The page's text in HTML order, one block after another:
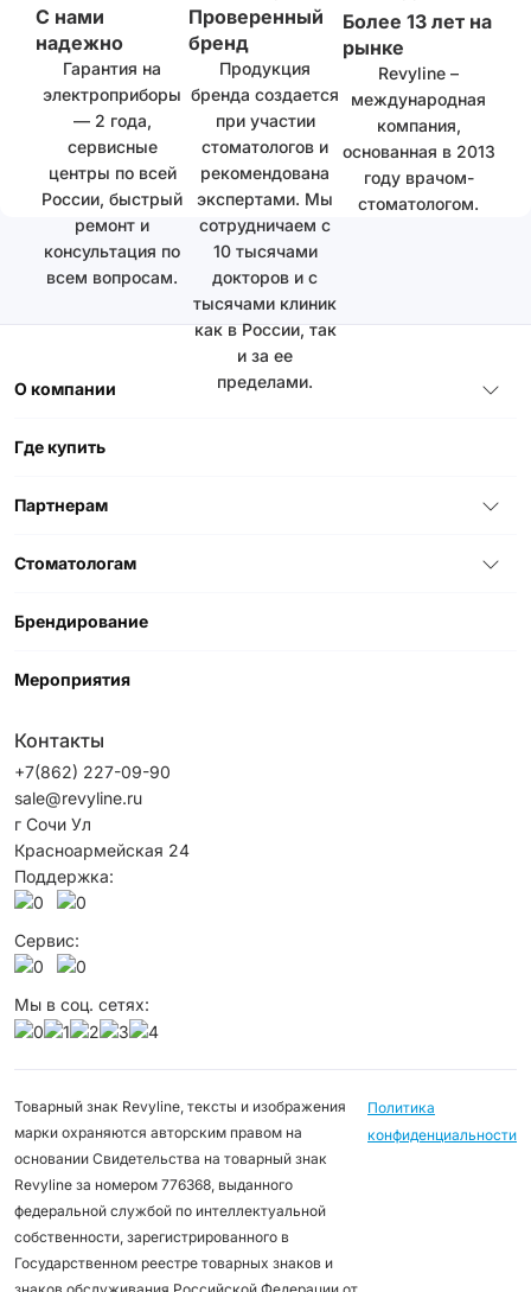
С нами
надежно
Гарантия на
электроприборы
— 2 года,
сервисные
центры по всей
России, быстрый
ремонт и
консультация по
всем вопросам.
Проверенный
бренд
Продукция
бренда создается
при участии
стоматологов и
рекомендована
экспертами. Мы
сотрудничаем с
10 тысячами
докторов и с
тысячами клиник
как в России, так
и за ее
пределами.
Более 13 лет на
рынке
Revyline –
международная
компания,
основанная в 2013
году врачом-
стоматологом.
О компании
Где купить
Партнерам
Стоматологам
Брендирование
Мероприятия
Контакты
+7(862) 227-09-90
sale@revyline.ru
г Сочи Ул
Красноармейская 24
Поддержка:
Сервис:
Мы в соц. сетях:
Товарный знак Revyline, тексты и изображения
марки охраняются авторским правом на
основании Свидетельства на товарный знак
Revyline за номером 776368, выданного
федеральной службой по интеллектуальной
собственности, зарегистрированного в
Государственном реестре товарных знаков и
Политика
конфиденциальности